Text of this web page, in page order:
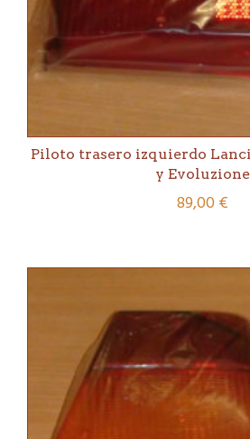
Piloto trasero izquierdo
y Evoluzione
89,00€